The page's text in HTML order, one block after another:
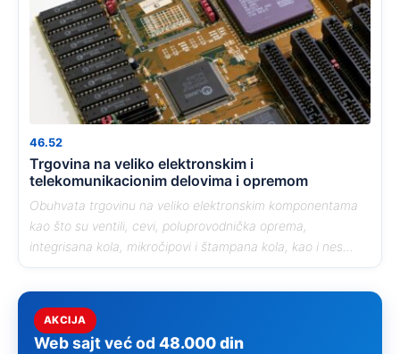
46.52
Trgovina na veliko elektronskim i
telekomunikacionim delovima i opremom
Obuhvata trgovinu na veliko elektronskim komponentama
kao što su ventili, cevi, poluprovodnička oprema,
integrisana kola, mikročipovi i štampana kola, kao i nes...
AKCIJA
Web sajt već od 48.000 din